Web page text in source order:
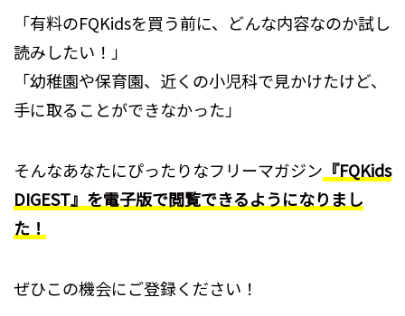
「有料のFQKidsを買う前に、どんな内容なのか試し
読みしたい！」
「幼稚園や保育園、近くの小児科で見かけたけど、
手に取ることができなかった」
そんなあなたにぴったりなフリーマガジン 『FQKids
DIGEST』を電子版で閲覧できるようになりまし
た！
ぜひこの機会にご登録ください！